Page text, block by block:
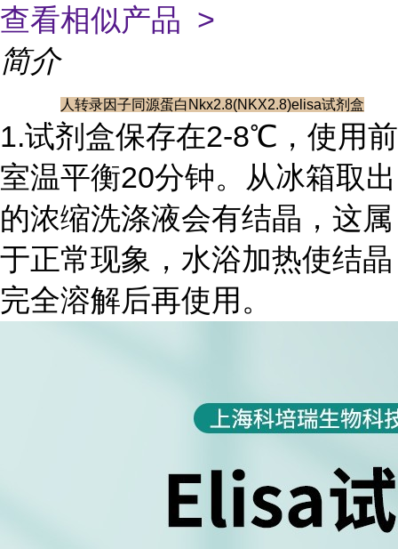
查看相似产品 >
简介
人转录因子同源蛋白Nkx2.8(NKX2.8)elisa试剂盒
1.试剂盒保存在2-8℃，使用前
室温平衡20分钟。从冰箱取出
的浓缩洗涤液会有结晶，这属
于正常现象，水浴加热使结晶
完全溶解后再使用。